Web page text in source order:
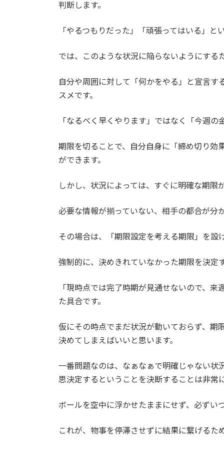
判断します。
「やるつもりだった」「頑張ってはいる」
では、このような状況に陥らないようにする
自分や周囲に対して「何かをやる」と宣言
スメです。
「なるべく早くやります」ではなく「今週
期限を切ることで、自分自身に「締め切り効
ができます。
しかし、状況によっては、すぐに明確な期限
必要な情報が揃っていない、相手の都合が分
その場合は、「期限設定を考える期限」を設
強制的に、決めきれていなかった期限を決定
「現時点では完了時期が見通せないので、
た具合です。
仮にその時点でまだ状況が動いておらず、期
決めてしまえばいいと思います。
一番問題なのは、なぁなぁで明確じゃない状
思決定するということを決断することは非常
ボールを空中に浮かせたままにせず、必ずい
これが、物事を停滞させずに結果に繋げるた